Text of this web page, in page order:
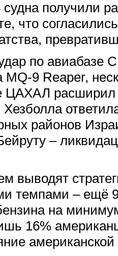
судна получили
что
по авиабазе
MQ-9 Reaper,
ЦАХАЛ расширил
районов
–
выводят
темпами – ещё
на
16%